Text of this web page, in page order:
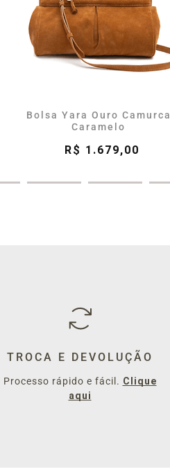
Bolsa Yara Ouro Camurca
Caramelo
R$ 1.679,00
TROCA E DEVOLUÇÃO
Processo rápido e fácil. Clique
aqui